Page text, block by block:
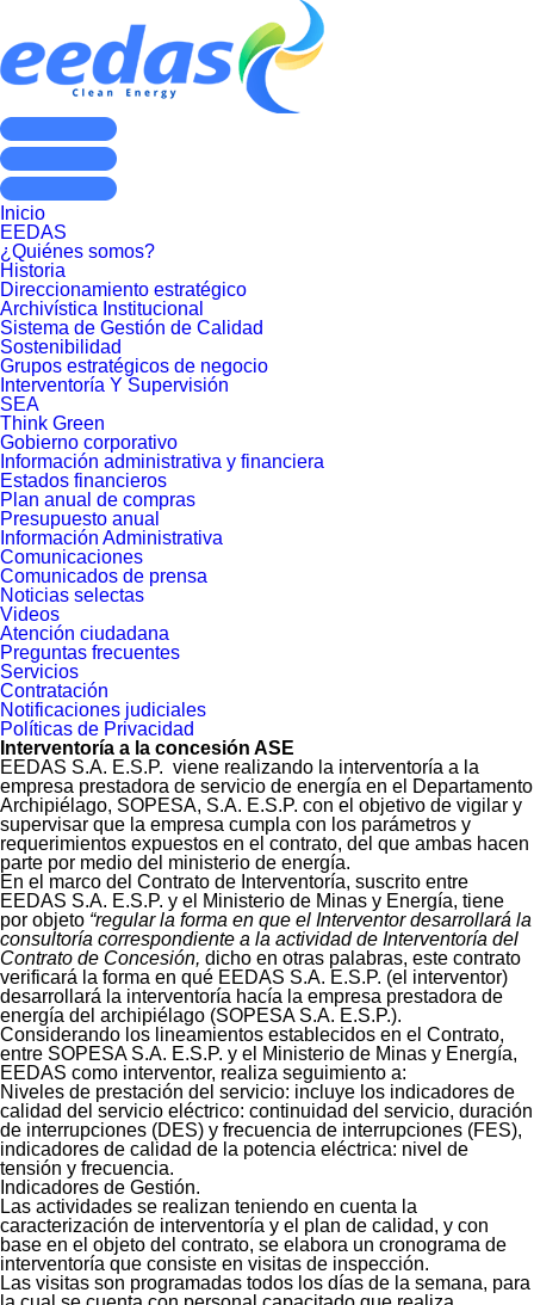
Inicio
EEDAS
¿Quiénes somos?
Historia
Direccionamiento estratégico
Archivística Institucional
Sistema de Gestión de Calidad
Sostenibilidad
Grupos estratégicos de negocio
Interventoría Y Supervisión
SEA
Think Green
Gobierno corporativo
Información administrativa y financiera
Estados financieros
Plan anual de compras
Presupuesto anual
Información Administrativa
Comunicaciones
Comunicados de prensa
Noticias selectas
Videos
Atención ciudadana
Preguntas frecuentes
Servicios
Contratación
Notificaciones judiciales
Políticas de Privacidad
Interventoría a la concesión ASE
EEDAS S.A. E.S.P. viene realizando la interventoría a la
empresa prestadora de servicio de energía en el Departamento
Archipiélago, SOPESA, S.A. E.S.P. con el objetivo de vigilar y
supervisar que la empresa cumpla con los parámetros y
requerimientos expuestos en el contrato, del que ambas hacen
parte por medio del ministerio de energía.
En el marco del Contrato de Interventoría, suscrito entre
EEDAS S.A. E.S.P. y el Ministerio de Minas y Energía, tiene
por objeto “regular la forma en que el Interventor desarrollará la
consultoría correspondiente a la actividad de Interventoría del
Contrato de Concesión, dicho en otras palabras, este contrato
verificará la forma en qué EEDAS S.A. E.S.P. (el interventor)
desarrollará la interventoría hacía la empresa prestadora de
energía del archipiélago (SOPESA S.A. E.S.P.).
Considerando los lineamientos establecidos en el Contrato,
entre SOPESA S.A. E.S.P. y el Ministerio de Minas y Energía,
EEDAS como interventor, realiza seguimiento a:
Niveles de prestación del servicio: incluye los indicadores de
calidad del servicio eléctrico: continuidad del servicio, duración
de interrupciones (DES) y frecuencia de interrupciones (FES),
indicadores de calidad de la potencia eléctrica: nivel de
tensión y frecuencia.
Indicadores de Gestión.
Las actividades se realizan teniendo en cuenta la
caracterización de interventoría y el plan de calidad, y con
base en el objeto del contrato, se elabora un cronograma de
interventoría que consiste en visitas de inspección.
Las visitas son programadas todos los días de la semana, para